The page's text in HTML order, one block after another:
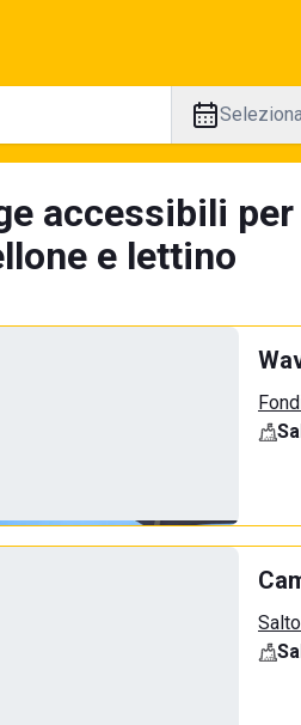
accessibili
e lettino